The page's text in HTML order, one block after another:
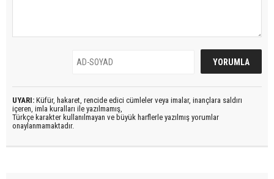
UYARI: Küfür, hakaret, rencide edici cümleler veya imalar, inançlara saldırı
içeren, imla kuralları ile yazılmamış,
Türkçe karakter kullanılmayan ve büyük harflerle yazılmış yorumlar
onaylanmamaktadır.